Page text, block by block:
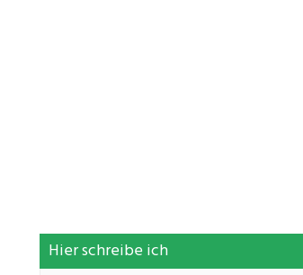
Hier schreibe ich